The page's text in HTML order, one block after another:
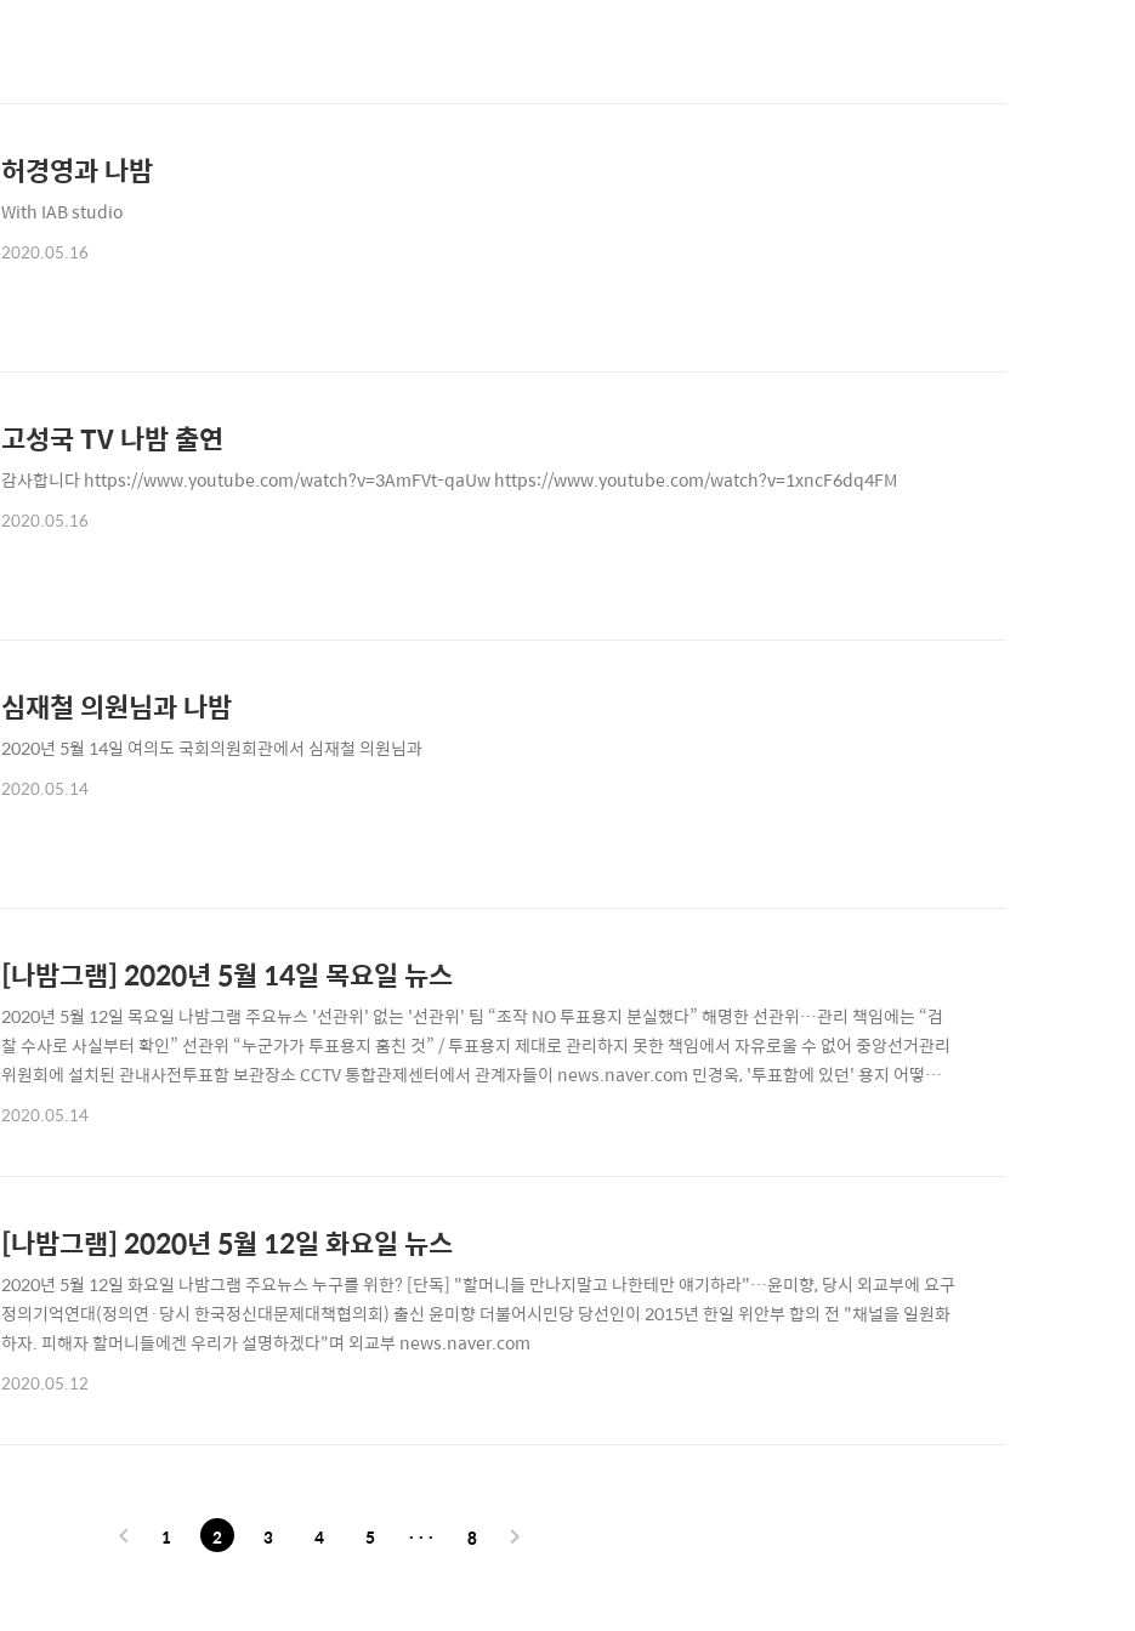
허경영과 나밤
With IAB studio
2020.05.16
고성국 TV 나밤 출연
감사합니다 https://www.youtube.com/watch?v=3AmFVt-qaUw https://www.youtube.com/watch?v=1xncF6dq4FM
2020.05.16
심재철 의원님과 나밤
2020년 5월 14일 여의도 국회의원회관에서 심재철 의원님과
2020.05.14
[나밤그램] 2020년 5월 14일 목요일 뉴스
2020년 5월 12일 목요일 나밤그램 주요뉴스 '선관위' 없는 '선관위' 팀 “조작 NO 투표용지 분실했다” 해명한 선관위…관리 책임에는 “검
찰 수사로 사실부터 확인” 선관위 “누군가가 투표용지 훔친 것” / 투표용지 제대로 관리하지 못한 책임에서 자유로울 수 없어 중앙선거관리
위원회에 설치된 관내사전투표함 보관장소 CCTV 통합관제센터에서 관계자들이 news.naver.com 민경욱, '투표함에 있던' 용지 어떻게
받았나?...선관위도 문제될 듯 [앵커] 4·15 총선 뒤 20여 일째 부정 개표 의혹을 제기하고 있는 미래통합당 민경욱 의원이 되레 검찰 수사
2020.05.14
[나밤그램] 2020년 5월 12일 화요일 뉴스
2020년 5월 12일 화요일 나밤그램 주요뉴스 누구를 위한? [단독] "할머니들 만나지말고 나한테만 얘기하라"…윤미향, 당시 외교부에 요구
정의기억연대(정의연·당시 한국정신대문제대책협의회) 출신 윤미향 더불어시민당 당선인이 2015년 한일 위안부 합의 전 "채널을 일원화
하자. 피해자 할머니들에겐 우리가 설명하겠다"며 외교부 news.naver.com
2020.05.12
1 2 3 4 5 ··· 8